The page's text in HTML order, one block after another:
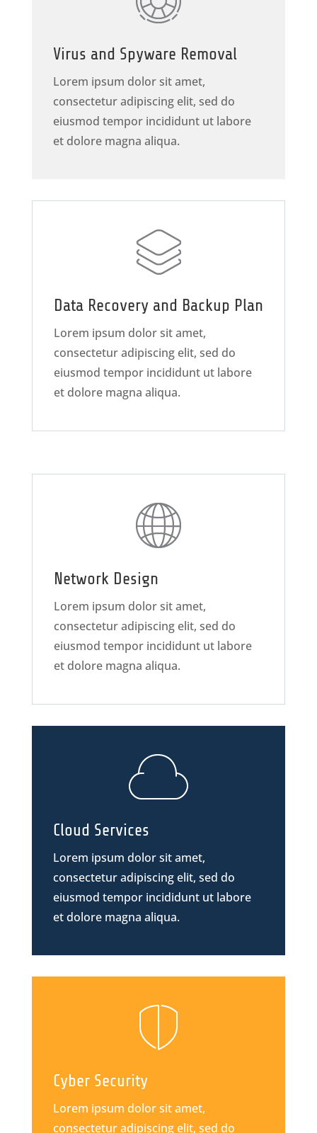
Virus and Spyware Removal
Lorem ipsum dolor sit amet,
consectetur adipiscing elit, sed do
eiusmod tempor incididunt ut labore
et dolore magna aliqua.
Data Recovery and Backup Plan
Lorem ipsum dolor sit amet,
consectetur adipiscing elit, sed do
eiusmod tempor incididunt ut labore
et dolore magna aliqua.
Network Design
Lorem ipsum dolor sit amet,
consectetur adipiscing elit, sed do
eiusmod tempor incididunt ut labore
et dolore magna aliqua.
Cloud Services
Lorem ipsum dolor sit amet,
consectetur adipiscing elit, sed do
eiusmod tempor incididunt ut labore
et dolore magna aliqua.
Cyber Security
Lorem ipsum dolor sit amet,
consectetur adipiscing elit, sed do